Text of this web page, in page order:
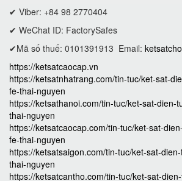
✔ Viber: +84 98 2770404
✔ WeChat ID: FactorySafes
✔Mã số thuế: 0101391913 Email:
https://ketsatcaocap.vn
https://ketsatnhatrang.com/tin-tuc/ket-sat-
fe-thai-nguyen
https://ketsathanoi.com/tin-tuc/ket-sat-dien-
thai-nguyen
https://ketsatcaocap.com/tin-tuc/ket-sat-
fe-thai-nguyen
https://ketsatsaigon.com/tin-tuc/ket-sat-
thai-nguyen
https://ketsatcantho.com/tin-tuc/ket-sat-